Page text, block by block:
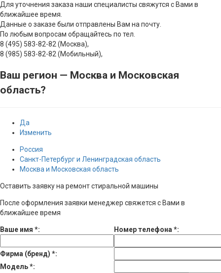
Для уточнения заказа наши специалисты свяжутся с Вами в
ближайшее время.
Данные о заказе были отправлены Вам на почту.
По любым вопросам обращайтесь по тел.
8 (495) 583-82-82 (Москва),
8 (985) 583-82-82 (Мобильный),
Ваш регион — Москва и Московская
область?
Да
Изменить
Россия
Санкт-Петербург и Ленинградская область
Москва и Московская область
Оставить заявку на ремонт стиральной машины
После оформления заявки менеджер свяжется с Вами в
ближайшее время
Ваше имя *: Номер телефона *:
Фирма (бренд) *:
Модель*: